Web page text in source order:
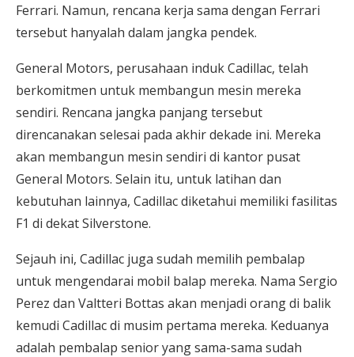
Ferrari. Namun, rencana kerja sama dengan Ferrari
tersebut hanyalah dalam jangka pendek.
General Motors, perusahaan induk Cadillac, telah
berkomitmen untuk membangun mesin mereka
sendiri. Rencana jangka panjang tersebut
direncanakan selesai pada akhir dekade ini. Mereka
akan membangun mesin sendiri di kantor pusat
General Motors. Selain itu, untuk latihan dan
kebutuhan lainnya, Cadillac diketahui memiliki fasilitas
F1 di dekat Silverstone.
Sejauh ini, Cadillac juga sudah memilih pembalap
untuk mengendarai mobil balap mereka. Nama Sergio
Perez dan Valtteri Bottas akan menjadi orang di balik
kemudi Cadillac di musim pertama mereka. Keduanya
adalah pembalap senior yang sama-sama sudah